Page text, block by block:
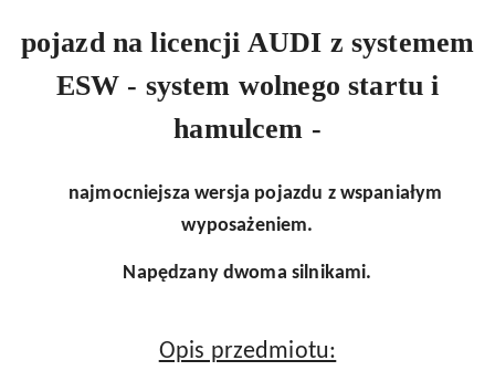
pojazd na licencji AUDI z systemem
ESW - system wolnego startu i
hamulcem -
najmocniejsza wersja pojazdu z wspaniałym
wyposażeniem.
Napędzany dwoma silnikami.
Opis przedmiotu: